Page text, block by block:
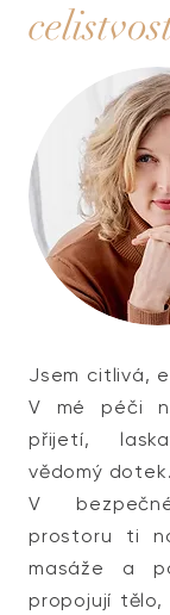
Jsem citlivá,
V mé péči
přijetí,
vědomý dotek.
V
prostoru ti
masáže a
propojují tělo,